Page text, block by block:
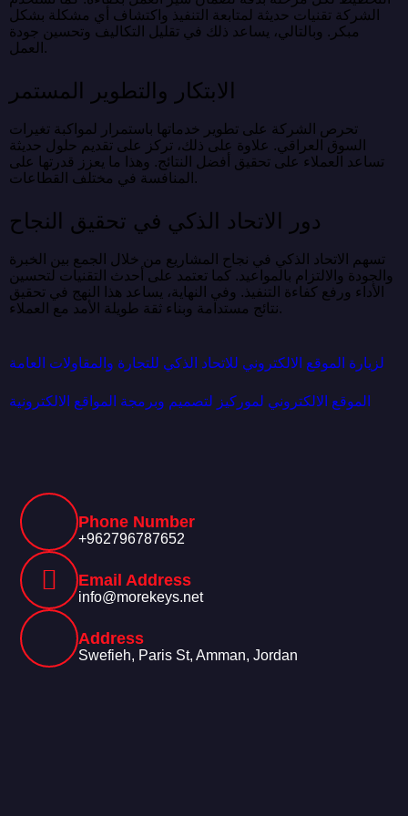
الشركة تقنيات حديثة لمتابعة التنفيذ واكتشاف أي مشكلة بشكل
مبكر. وبالتالي، يساعد ذلك في تقليل التكاليف وتحسين جودة
العمل.
الابتكار والتطوير المستمر
تحرص الشركة على تطوير خدماتها باستمرار لمواكبة تغيرات
السوق العراقي. علاوة على ذلك، تركز على تقديم حلول حديثة
تساعد العملاء على تحقيق أفضل النتائج. وهذا ما يعزز قدرتها على
المنافسة في مختلف القطاعات.
دور الاتحاد الذكي في تحقيق النجاح
تسهم الاتحاد الذكي في نجاح المشاريع من خلال الجمع بين الخبرة
والجودة والالتزام بالمواعيد. كما تعتمد على أحدث التقنيات لتحسين
الأداء ورفع كفاءة التنفيذ. وفي النهاية، يساعد هذا النهج في تحقيق
نتائج مستدامة وبناء ثقة طويلة الأمد مع العملاء.
لزيارة الموقع الالكتروني للاتحاد الذكي للتجارة والمقاولات العامة
الموقع الالكتروني لموركيز لتصميم وبرمجة المواقع الالكترونية
Phone Number
+962796787652
Email Address
info@morekeys.net
Address
Swefieh, Paris St, Amman, Jordan